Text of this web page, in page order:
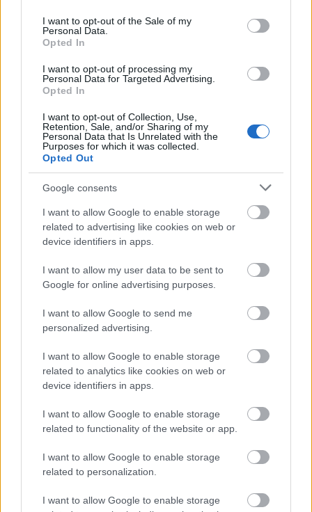
consent section.
I want to opt-out of the Sale of my
Personal Data.
Opted In
I want to opt-out of processing my
Personal Data for Targeted Advertising.
Opted In
I want to opt-out of Collection, Use,
Retention, Sale, and/or Sharing of my
Personal Data that Is Unrelated with the
Purposes for which it was collected.
Opted Out
Google consents
I want to allow Google to enable storage
related to advertising like cookies on web or
device identifiers in apps.
I want to allow my user data to be sent to
Google for online advertising purposes.
I want to allow Google to send me
personalized advertising.
I want to allow Google to enable storage
related to analytics like cookies on web or
device identifiers in apps.
I want to allow Google to enable storage
related to functionality of the website or app.
I want to allow Google to enable storage
related to personalization.
I want to allow Google to enable storage
Parte médico: los lesionados de la Jornada 36
16. mayo 2025 PorJesus Gallo|
La jornada 36 nos dejó varios lesionados como Chuki o Pablo Barrios.
Leer más »